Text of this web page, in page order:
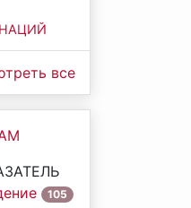
все
105